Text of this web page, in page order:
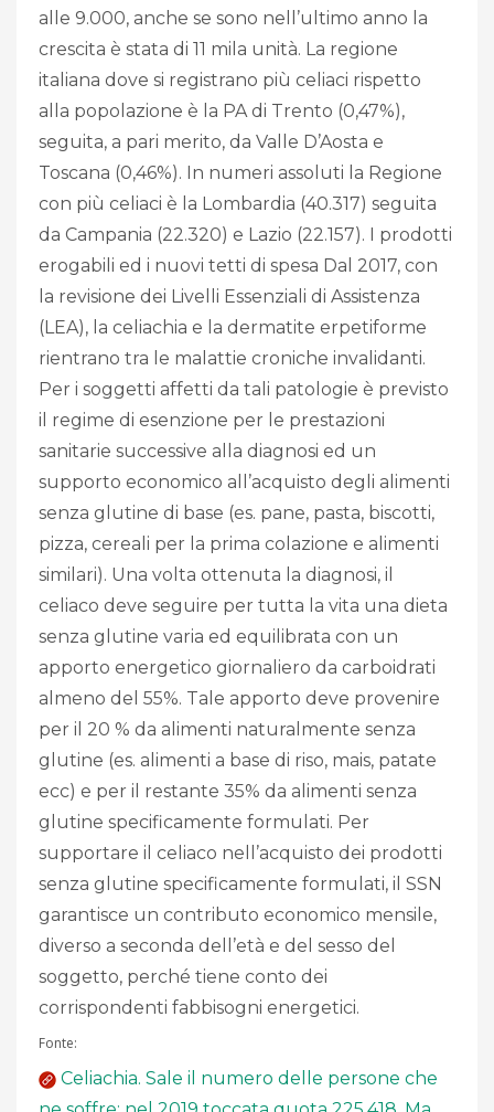
alle 9.000, anche se sono nell’ultimo anno la
crescita è stata di 11 mila unità. La regione
italiana dove si registrano più celiaci rispetto
alla popolazione è la PA di Trento (0,47%),
seguita, a pari merito, da Valle D’Aosta e
Toscana (0,46%). In numeri assoluti la Regione
con più celiaci è la Lombardia (40.317) seguita
da Campania (22.320) e Lazio (22.157). I prodotti
erogabili ed i nuovi tetti di spesa Dal 2017, con
la revisione dei Livelli Essenziali di Assistenza
(LEA), la celiachia e la dermatite erpetiforme
rientrano tra le malattie croniche invalidanti.
Per i soggetti affetti da tali patologie è previsto
il regime di esenzione per le prestazioni
sanitarie successive alla diagnosi ed un
supporto economico all’acquisto degli alimenti
senza glutine di base (es. pane, pasta, biscotti,
pizza, cereali per la prima colazione e alimenti
similari). Una volta ottenuta la diagnosi, il
celiaco deve seguire per tutta la vita una dieta
senza glutine varia ed equilibrata con un
apporto energetico giornaliero da carboidrati
almeno del 55%. Tale apporto deve provenire
per il 20 % da alimenti naturalmente senza
glutine (es. alimenti a base di riso, mais, patate
ecc) e per il restante 35% da alimenti senza
glutine specificamente formulati. Per
supportare il celiaco nell’acquisto dei prodotti
senza glutine specificamente formulati, il SSN
garantisce un contributo economico mensile,
diverso a seconda dell’età e del sesso del
soggetto, perché tiene conto dei
corrispondenti fabbisogni energetici.
Fonte:
Celiachia. Sale il numero delle persone che